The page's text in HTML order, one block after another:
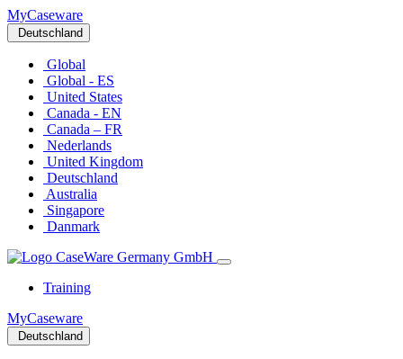
MyCaseware
Deutschland
Global
Global - ES
United States
Canada - EN
Canada – FR
Nederlands
United Kingdom
Deutschland
Australia
Singapore
Danmark
Training
MyCaseware
Deutschland